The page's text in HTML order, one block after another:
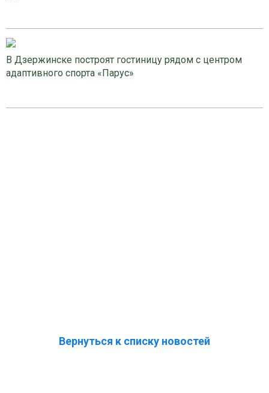
В Дзержинске построят гостиницу рядом с центром
адаптивного спорта «Парус»
Вернуться к списку новостей